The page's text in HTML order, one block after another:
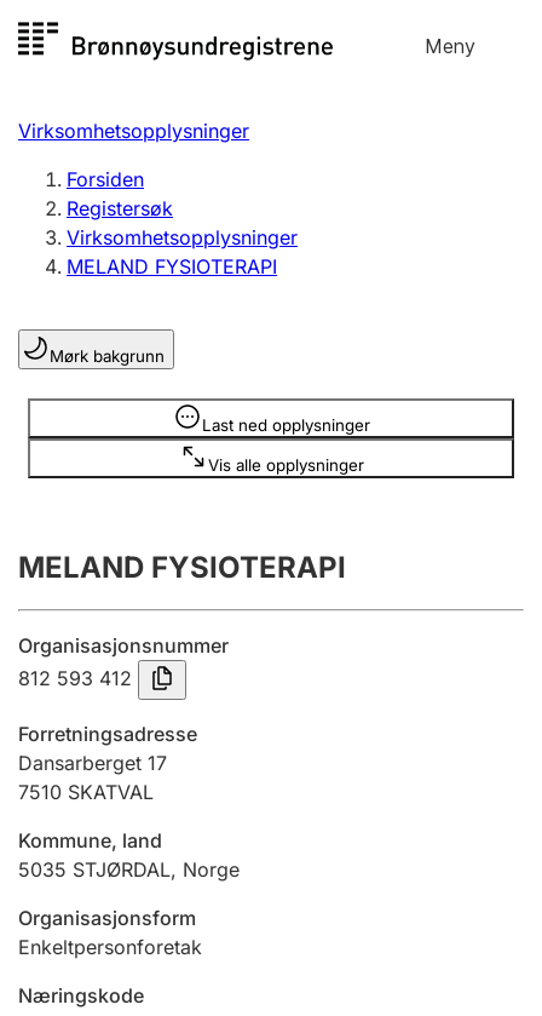
til
Meny
Registersøk
Aksjeselskap
Enkeltpersonforetak
Registrere, endre, slette
Lag og forening
Registrere, endre, slette
Innsending og forsinkelsesgebyr
Tinglysing
Jeger
Ektepaktveileder
Offentlig sektor
Virksomhetsopplysninger
Forsiden
Registersøk
Virksomhetsopplysninger
MELAND FYSIOTERAPI
Mørk bakgrunn
Last ned opplysninger
Vis alle opplysninger
Opplysninger er skjult
MELAND FYSIOTERAPI
Organisasjonsnummer
812 593 412
Forretningsadresse
Dansarberget 17
7510 SKATVAL
Kommune, land
5035 STJØRDAL, Norge
Organisasjonsform
Enkeltpersonforetak
Næringskode